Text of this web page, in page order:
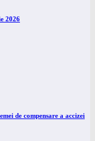
2026
de compensare a accizei